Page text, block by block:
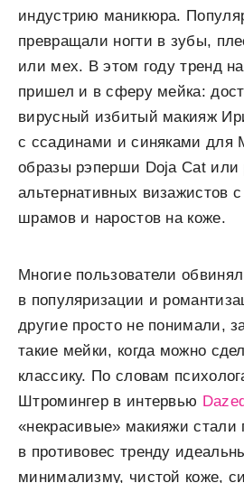
индустрию маникюра.
превращали ногти в зубы,
или мех. В этом году тренд
пришел и в сферу мейка:
вирусный избитый макияж
с ссадинами и синяками для
образы рэперши Doja Cat или
альтернативных визажистов
шрамов и наростов на коже.
Многие пользователи
в популяризации и
другие просто не понимали,
такие мейки, когда можно
классику. По словам
Штромингер в интервью
«некрасивые» макияжи стали
в противовес тренду
минимализму, чистой коже,